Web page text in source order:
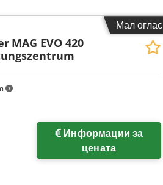
Мал оглас
MAG EVO 420
цената